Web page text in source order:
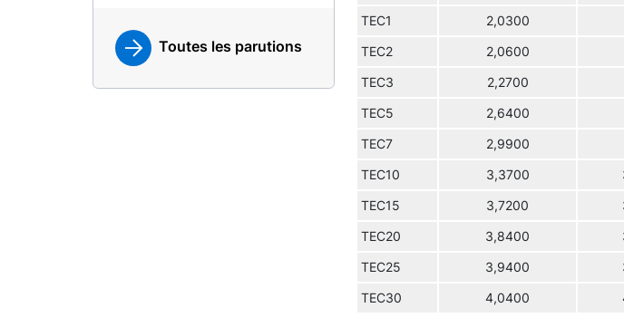
Toutes les parutions
TEC1 2,0300
TEC2 2,0600
TEC3 2,2700
TEC5 2,6400
TEC7 2,9900
TEC10 3,3700
TEC15 3,7200
TEC20 3,8400
TEC25 3,9400
TEC30 4,0400